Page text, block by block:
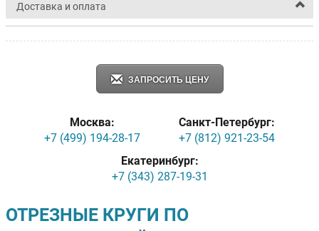
Доставка и оплата
ЗАПРОСИТЬ ЦЕНУ
Москва:
+7 (499) 194-28-17
Санкт-Петербург:
+7 (812) 921-23-54
Екатеринбург:
+7 (343) 287-19-31
ОТРЕЗНЫЕ КРУГИ ПО